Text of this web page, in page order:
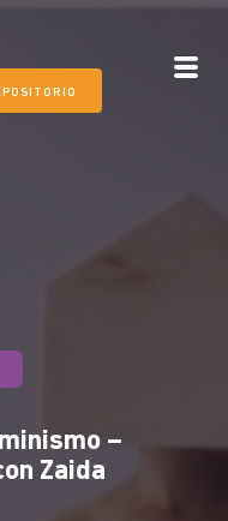
–
Zaida